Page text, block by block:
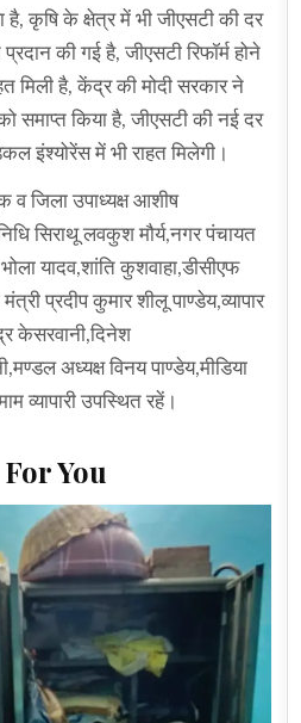
है, कृषि के क्षेत्र में भी जीएसटी की दर
की गई है, जीएसटी रिफॉर्म होने
मिली है, केंद्र की मोदी सरकार ने
समाप्त किया है, जीएसटी की नई दर
इंश्योरेंस में भी राहत मिलेगी।
व जिला उपाध्यक्ष आशीष
सिराथू लवकुश मौर्य,नगर पंचायत
यादव,शांति कुशवाहा,डीसीएफ
प्रदीप कुमार शीलू पाण्डेय,व्यापार
केसरवानी,दिनेश
अध्यक्ष विनय पाण्डेय,मीडिया
व्यापारी उपस्थित रहें।
You